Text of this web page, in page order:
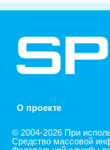
О проекте
© 2004-2026 При
Средство массовой